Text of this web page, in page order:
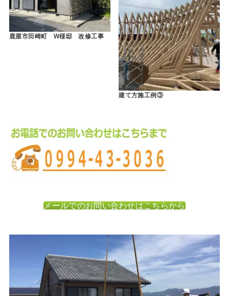
鹿屋市田崎町 W様邸 改修工事
建て方施工例③
メールでのお問い合わせはこちらから